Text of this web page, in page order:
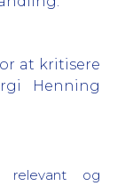
at kritisere
Henning
relevant og